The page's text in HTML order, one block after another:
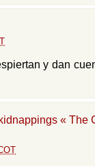
y dan
« The